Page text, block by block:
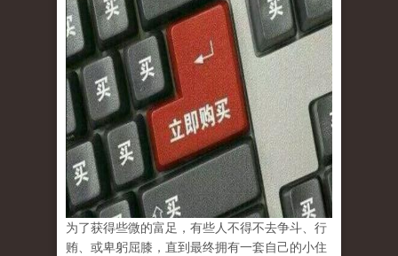
为了获得些微的富足，有些人不得不去争斗、行
贿、或卑躬屈膝，直到最终拥有一套自己的小住